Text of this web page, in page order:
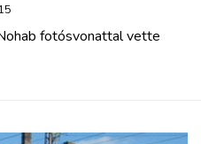
fotósvonattal vette